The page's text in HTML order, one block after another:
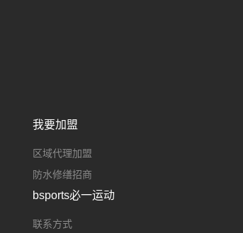
我要加盟
区域代理加盟
防水修缮招商
bsports必一运动
联系方式